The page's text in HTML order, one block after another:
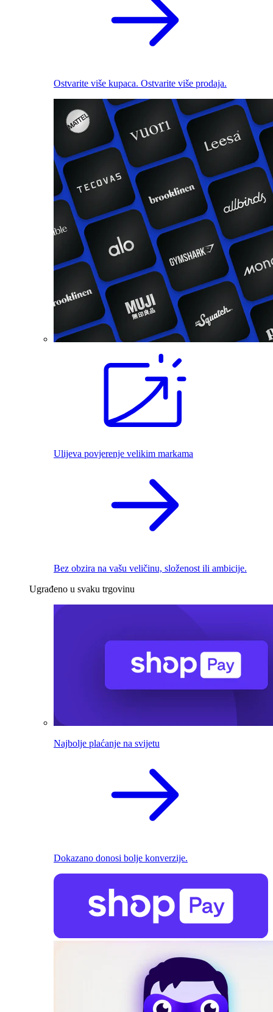
Ostvarite više kupaca. Ostvarite više prodaja.
Ulijeva povjerenje velikim markama
Bez obzira na vašu veličinu, složenost ili ambicije.
Ugrađeno u svaku trgovinu
Najbolje plaćanje na svijetu
Dokazano donosi bolje konverzije.